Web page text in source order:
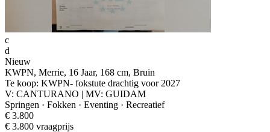
c
d
Nieuw
KWPN, Merrie, 16 Jaar, 168 cm, Bruin
Te koop: KWPN- fokstute drachtig voor 2027
V: CANTURANO | MV: GUIDAM
Springen · Fokken · Eventing · Recreatief
€ 3.800
€ 3.800 vraagprijs